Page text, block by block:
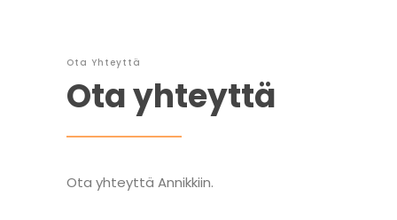
Ota Yhteyttä
Ota yhteyttä
Ota yhteyttä Annikkiin.